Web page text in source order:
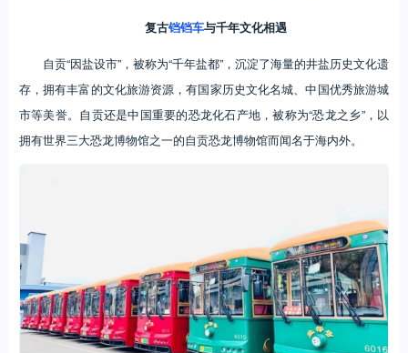
复古铛铛车与千年文化相遇
自贡“因盐设市”，被称为“千年盐都”，沉淀了海量的井盐历史文化遗
存，拥有丰富的文化旅游资源，有国家历史文化名城、中国优秀旅游城
市等美誉。自贡还是中国重要的恐龙化石产地，被称为“恐龙之乡”，以
拥有世界三大恐龙博物馆之一的自贡恐龙博物馆而闻名于海内外。